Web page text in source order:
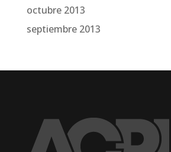
octubre 2013
septiembre 2013